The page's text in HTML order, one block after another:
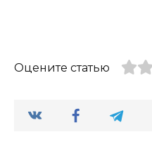
Оцените статью